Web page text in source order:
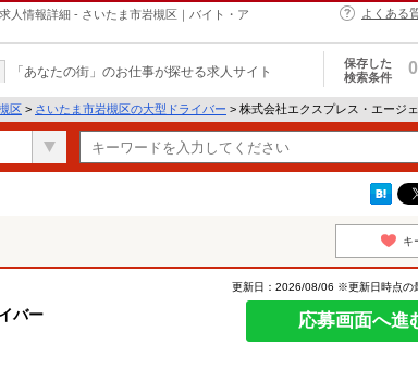
人情報詳細 - さいたま市岩槻区｜バイト・ア
よくある
「あなたの街」のお仕事が探せる求人サイト
保存した
検索条件
0
区 > さいたま市岩槻区の大型ドライバー > 株式会社エクスプレス・エージ
キ
バー
更新日：2026/08/06 ※更新日時点の
応募画面へ進